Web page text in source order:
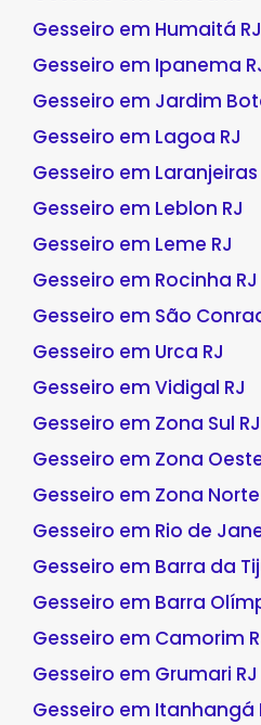
Gesseiro em Humaitá RJ
Gesseiro em Ipanema
Gesseiro em Jardim
Gesseiro em Lagoa RJ
Gesseiro em Laranjeiras
Gesseiro em Leblon RJ
Gesseiro em Leme RJ
Gesseiro em Rocinha RJ
Gesseiro em São
Gesseiro em Urca RJ
Gesseiro em Vidigal RJ
Gesseiro em Zona Sul RJ
Gesseiro em Zona
Gesseiro em Zona Norte
Gesseiro em Rio de
Gesseiro em Barra da
Gesseiro em Barra
Gesseiro em Camorim
Gesseiro em Grumari RJ
Gesseiro em Itanhangá